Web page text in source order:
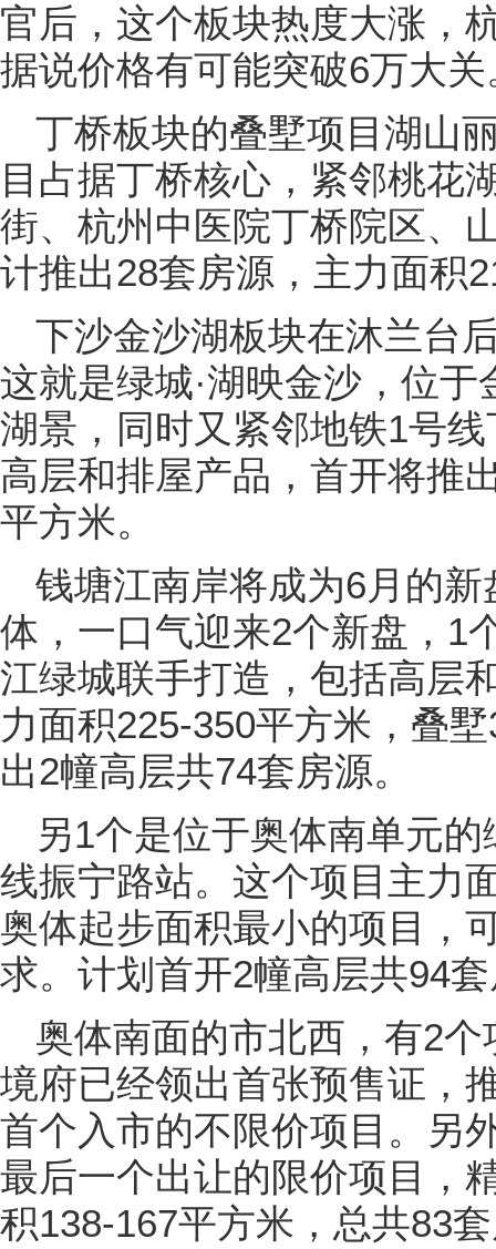
官后，这个板块热度大涨，
据说价格有可能突破6万大关
丁桥板块的叠墅项目湖山
目占据丁桥核心，紧邻桃花
街、杭州中医院丁桥院区、
计推出28套房源，主力面积
下沙金沙湖板块在沐兰台
这就是绿城·湖映金沙，位
湖景，同时又紧邻地铁1号
高层和排屋产品，首开将推
平方米。
钱塘江南岸将成为6月的
体，一口气迎来2个新盘，1
江绿城联手打造，包括高层
力面积225-350平方米，叠
出2幢高层共74套房源。
另1个是位于奥体南单元
线振宁路站。这个项目主力
奥体起步面积最小的项目，
求。计划首开2幢高层共94
奥体南面的市北西，有2
境府已经领出首张预售证，
首个入市的不限价项目。另
最后一个出让的限价项目，
积138-167平方米，总共83